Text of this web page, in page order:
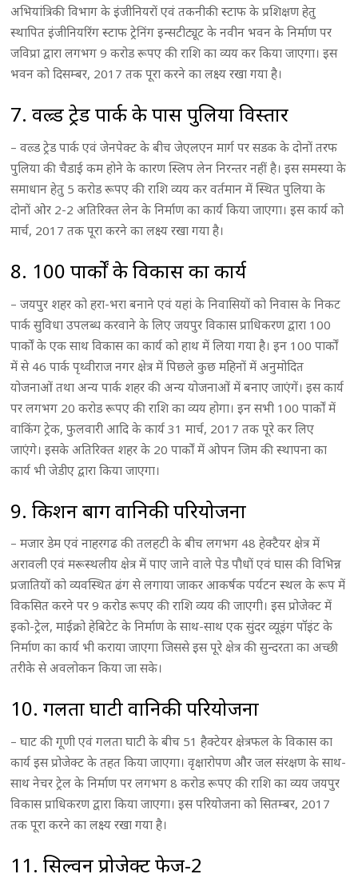
अभियांत्रिकी विभाग के इंजीनियरों एवं तकनीकी स्टाफ के प्रशिक्षण हेतु
स्थापित इंजीनियरिंग स्टाफ ट्रेनिंग इन्सटीट्यूट के नवीन भवन के निर्माण पर
जविप्रा द्वारा लगभग 9 करोड रूपए की राशि का व्यय कर किया जाएगा। इस
भवन को दिसम्बर, 2017 तक पूरा करने का लक्ष्य रखा गया है।
7. वल्र्ड ट्रेड पार्क के पास पुलिया विस्तार
– वल्र्ड ट्रेड पार्क एवं जेनपेक्ट के बीच जेएलएन मार्ग पर सडक के दोनों तरफ
पुलिया की चैडाई कम होने के कारण स्लिप लेन निरन्तर नहीं है। इस समस्या के
समाधान हेतु 5 करोड रूपए की राशि व्यय कर वर्तमान में स्थित पुलिया के
दोनों ओर 2-2 अतिरिक्त लेन के निर्माण का कार्य किया जाएगा। इस कार्य को
मार्च, 2017 तक पूरा करने का लक्ष्य रखा गया है।
8. 100 पार्कों के विकास का कार्य
– जयपुर शहर को हरा-भरा बनाने एवं यहां के निवासियों को निवास के निकट
पार्क सुविधा उपलब्ध करवाने के लिए जयपुर विकास प्राधिकरण द्वारा 100
पार्कों के एक साथ विकास का कार्य को हाथ में लिया गया है। इन 100 पार्कों
में से 46 पार्क पृथ्वीराज नगर क्षेत्र में पिछले कुछ महिनों में अनुमोदित
योजनाओं तथा अन्य पार्क शहर की अन्य योजनाओं में बनाए जाएंगें। इस कार्य
पर लगभग 20 करोड रूपए की राशि का व्यय होगा। इन सभी 100 पार्कों में
वाकिंग ट्रेक, फुलवारी आदि के कार्य 31 मार्च, 2017 तक पूरे कर लिए
जाएंगे। इसके अतिरिक्त शहर के 20 पार्कों में ओपन जिम की स्थापना का
कार्य भी जेडीए द्वारा किया जाएगा।
9. किशन बाग वानिकी परियोजना
– मजार डेम एवं नाहरगढ की तलहटी के बीच लगभग 48 हेक्टैयर क्षेत्र में
अरावली एवं मरूस्थलीय क्षेत्र में पाए जाने वाले पेड पौधों एवं घास की विभिन्न
प्रजातियों को व्यवस्थित ढंग से लगाया जाकर आकर्षक पर्यटन स्थल के रूप में
विकसित करने पर 9 करोड रूपए की राशि व्यय की जाएगी। इस प्रोजेक्ट में
इको-ट्रेल, माईक्रो हेबिटेट के निर्माण के साथ-साथ एक सुंदर व्यूइंग पॉइंट के
निर्माण का कार्य भी कराया जाएगा जिससे इस पूरे क्षेत्र की सुन्दरता का अच्छी
तरीके से अवलोकन किया जा सके।
10. गलता घाटी वानिकी परियोजना
– घाट की गूणी एवं गलता घाटी के बीच 51 हैक्टेयर क्षेत्रफल के विकास का
कार्य इस प्रोजेक्ट के तहत किया जाएगा। वृक्षारोपण और जल संरक्षण के साथ-
साथ नेचर ट्रेल के निर्माण पर लगभग 8 करोड रूपए की राशि का व्यय जयपुर
विकास प्राधिकरण द्वारा किया जाएगा। इस परियोजना को सितम्बर, 2017
तक पूरा करने का लक्ष्य रखा गया है।
11. सिल्वन प्रोजेक्ट फेज-2